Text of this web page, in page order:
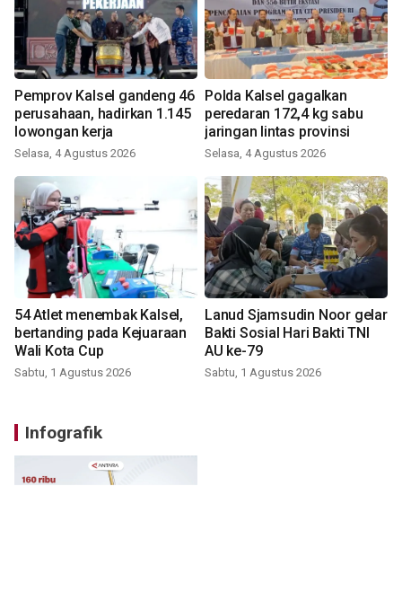
Pemprov Kalsel gandeng 46
perusahaan, hadirkan 1.145
lowongan kerja
Selasa, 4 Agustus 2026
Polda Kalsel gagalkan
peredaran 172,4 kg sabu
jaringan lintas provinsi
Selasa, 4 Agustus 2026
54 Atlet menembak Kalsel,
bertanding pada Kejuaraan
Wali Kota Cup
Sabtu, 1 Agustus 2026
Lanud Sjamsudin Noor gelar
Bakti Sosial Hari Bakti TNI
AU ke-79
Sabtu, 1 Agustus 2026
Infografik